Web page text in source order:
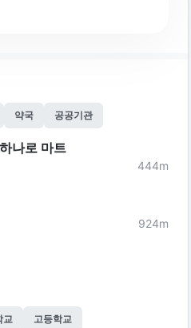
약국 공공기관
나로 마트
444m
924m
교 고등학교